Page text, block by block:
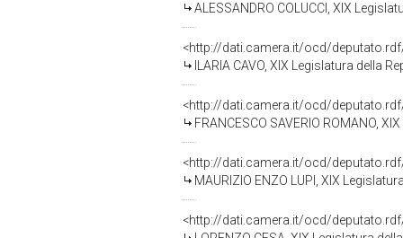
ALESSANDRO COLUCCI, XIX
<http://dati.camera.it/ocd/
ILARIA CAVO, XIX Legislatura della
<http://dati.camera.it/ocd/
FRANCESCO SAVERIO ROMANO,
<http://dati.camera.it/ocd/
MAURIZIO ENZO LUPI, XIX
<http://dati.camera.it/ocd/